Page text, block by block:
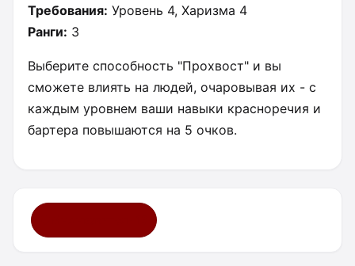
Требования: Уровень 4, Харизма 4
Ранги: 3
Выберите способность "Прохвост" и вы
сможете влиять на людей, очаровывая их - с
каждым уровнем ваши навыки красноречия и
бартера повышаются на 5 очков.